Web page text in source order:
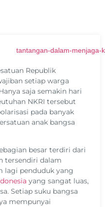
Republik
setiap warga
saja semakin hari
NKRI tersebut
pada banyak
anak bangsa
besar terdiri dari
tersendiri dalam
lagi penduduk yang
yang sangat luas,
Setiap suku bangsa
mempunyai